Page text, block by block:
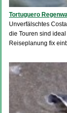
Tortuguero
Unverfälschtes
die Touren sind
Reiseplanung fix